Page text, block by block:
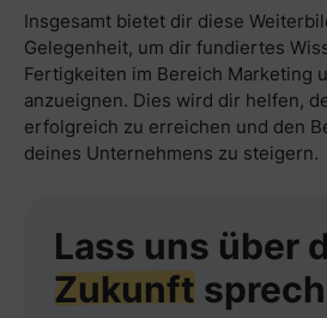
Insgesamt bietet dir diese
Gelegenheit, um dir fundiertes
Fertigkeiten im Bereich Marketing
anzueignen. Dies wird dir helfen,
erfolgreich zu erreichen und den
deines Unternehmens zu steigern.
Lass uns über
Zukunft